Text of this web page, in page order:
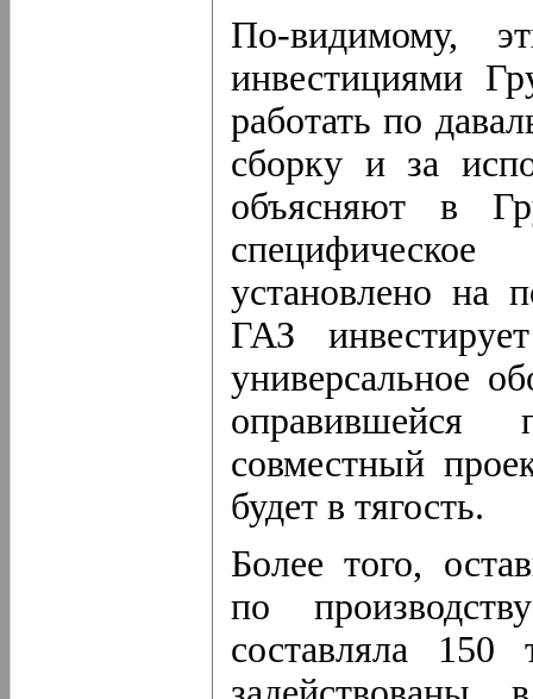
По-видимому,
инвестициями
работать по
сборку и за
объясняют в
специфическое
установлено на
ГАЗ
универсальное
совместный
будет в тягость.
Более того,
по
составляла